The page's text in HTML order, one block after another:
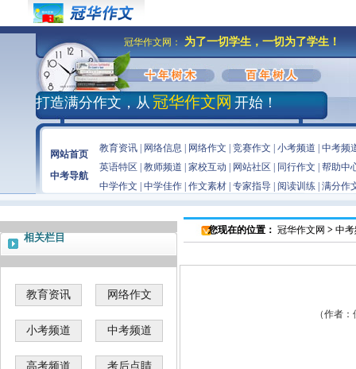
冠华作文网： 为了一切学生，一切为了学生！
打造满分作文，从 冠华作文网 开始！
网站首页
中考导航
教育资讯| 网络信息 网络作文 竞赛作文 小考频道
中考频
英语特区
教师频道 家校互动 网站社区 同行作文
帮助中
中学作文
中学佳作| 作文素材| 专家指导| 阅读训练| 满分作
相关栏目
教育资讯 网络作文
小考频道 中考频道
高考频道 考后点睛
您现在的位置： 冠华作文网 > 中
（作者